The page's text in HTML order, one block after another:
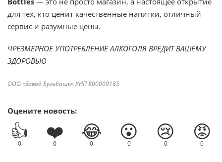
для тех, кто ценит качественные напитки, отличный
сервис и разумные цены.
ЧРЕЗМЕРНОЕ УПОТРЕБЛЕНИЕ АЛКОГОЛЯ ВРЕДИТ ВАШЕМУ
ЗДОРОВЬЮ
ООО «Завод Бульбашъ» УНП 800009185
Оцените новость:
👍
0
❤️
0
😂
0
😮
0
😢
0
😡
0